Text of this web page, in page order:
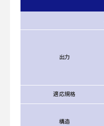
出力
適応規格
構造